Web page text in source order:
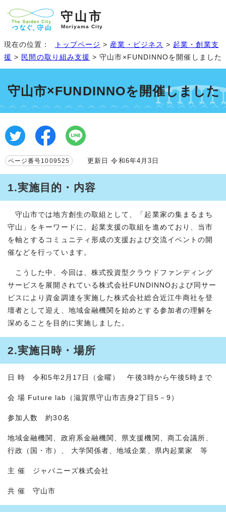
守山市
Moriyama City
現在の位置： トップページ > 産業・ビジネス > 起業・創業支
援 > 民間の取り組み支援 > 守山市×FUNDINNOを開催しました
守山市×FUNDINNOを開催しました
ページ番号1009525 更新日 令和6年4月3日
1.実施目的・内容
守山市では地方創生の取組として、「起業家の集まるまち
守山」をキーワードに、起業支援の取組を進めており、当市
を軸とするコミュニティ形成の支援および交流イベントの開
催などを行っています。
こうした中、今回は、株式投資型クラウドファンディング
サービスを展開されている株式会社FUNDINNOおよび同サー
ビスにより資金調達を実施した株式会社総合近江牛商社を登
壇者として迎え、地域金融機関を始めとする参加者の理解を
深めることを目的に実施しました。
2.実施日時・場所
日 時 令和5年2月17日（金曜） 午後3時から午後5時まで
会 場 Future lab（滋賀県守山市吉身2丁目5－9）
参加人数 約30名
地域金融機関、政府系金融機関、県支援機関、商工会議所、
行政（国・市）、 大学関係者、地域企業、県内起業家 等
主 催 ジャパニーズ株式会社
共 催 守山市